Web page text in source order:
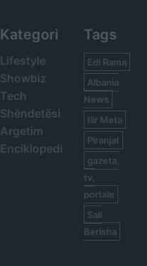
Kategori
Lifestyle
Showbiz
Tech
Shëndetësi
Argetim
Enciklopedi
Tags
Edi Rama
Albania
News
Ilir Meta
Piranjat
gazeta,
tv,
portale
Sali
Berisha